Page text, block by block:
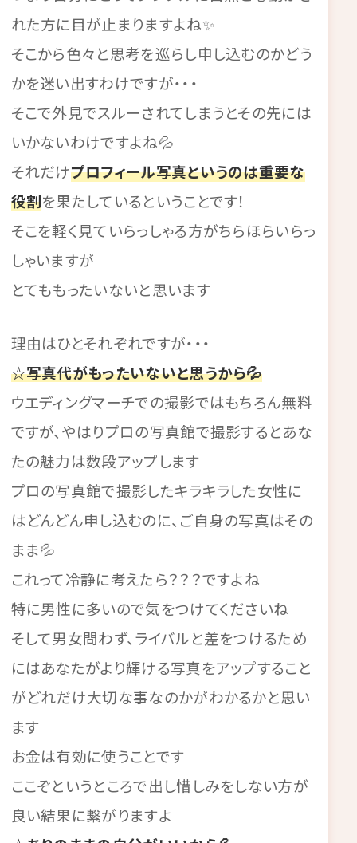
れた方に目が止まりますよね✨
そこから色々と思考を巡らし申し込むのかどう
かを迷い出すわけですが・・・
そこで外見でスルーされてしまうとその先には
いかないわけですよね💦
それだけプロフィール写真というのは重要な
役割を果たしているということです！
そこを軽く見ていらっしゃる方がちらほらいらっ
しゃいますが
とてももったいないと思います
理由はひとそれぞれですが・・・
☆写真代がもったいないと思うから💦
ウエディングマーチでの撮影ではもちろん無料
ですが、やはりプロの写真館で撮影するとあな
たの魅力は数段アップします
プロの写真館で撮影したキラキラした女性に
はどんどん申し込むのに、ご自身の写真はその
まま💦
これって冷静に考えたら？？？ですよね
特に男性に多いので気をつけてくださいね
そして男女問わず、ライバルと差をつけるため
にはあなたがより輝ける写真をアップすること
がどれだけ大切な事なのかがわかるかと思い
ます
お金は有効に使うことです
ここぞというところで出し惜しみをしない方が
良い結果に繋がりますよ